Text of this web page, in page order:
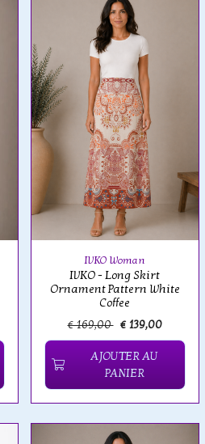
IVKO Woman
IVKO - Long Skirt
Ornament Pattern White
Coffee
€ 169,00 € 139,00
AJOUTER AU
PANIER